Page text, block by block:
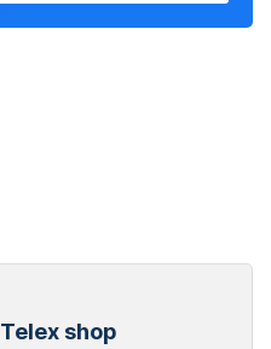
Telex shop